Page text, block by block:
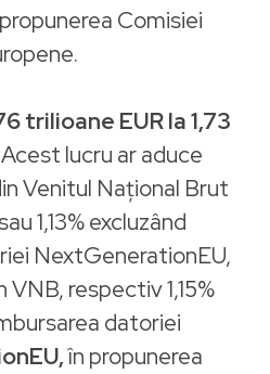
Comisiei
trilioane EUR la 1,73
Acest lucru ar aduce
Venitul Național Brut
1,13% excluzând
NextGenerationEU,
VNB, respectiv 1,15%
datoriei
în propunerea